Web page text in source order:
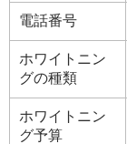
電話番号
ホワイトニン
グの種類
ホワイトニン
グ予算